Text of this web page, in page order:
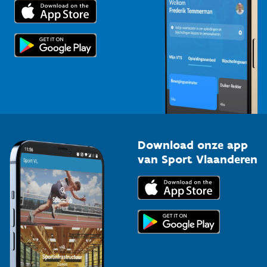
Trainers en begeleiders
Topsporters
Voor de pers
Download onze app
van Sport Vlaanderen